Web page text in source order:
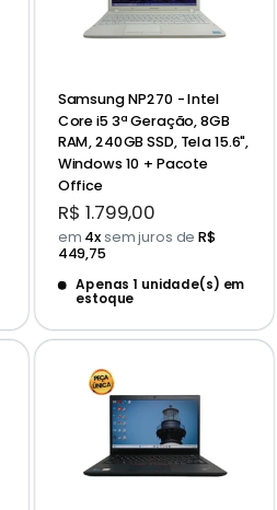
Samsung NP270 - Intel
Core i5 3ª Geração, 8GB
RAM, 240GB SSD, Tela 15.6",
Windows 10 + Pacote
Office
Preço
promocional
R$ 1.799,00
em 4xsem juros deR$
449,75
Apenas 1 unidade(s) em
estoque